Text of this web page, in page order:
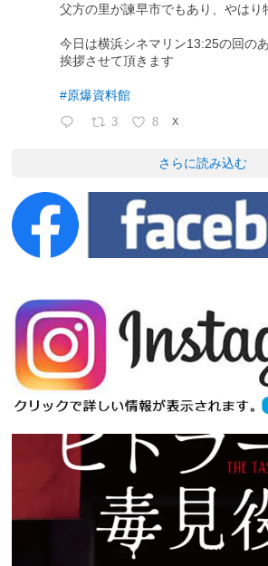
父方の里が諫早市でもあり、やはり
今日は横浜シネマリン13:25の回の
挨拶させて頂きます
#原爆資料館
3 8 X
さらに読み込む